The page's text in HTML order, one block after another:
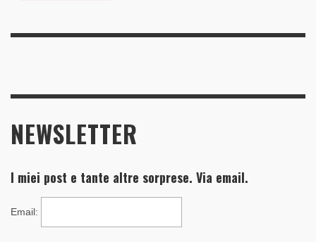
NEWSLETTER
I miei post e tante altre sorprese. Via email.
Email: